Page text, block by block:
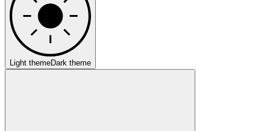
Light themeDark theme